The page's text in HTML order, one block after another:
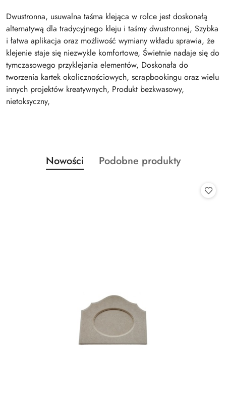
Dwustronna, usuwalna taśma klejąca w rolce jest doskonałą
alternatywą dla tradycyjnego kleju i taśmy dwustronnej, Szybka
i łatwa aplikacja oraz możliwość wymiany wkładu sprawia, że
klejenie staje się niezwykle komfortowe, Świetnie nadaje się do
tymczasowego przyklejania elementów, Doskonała do
tworzenia kartek okolicznościowych, scrapbookingu oraz wielu
innych projektów kreatywnych, Produkt bezkwasowy,
nietoksyczny,
Pomiń karuzelę produktów
Produkty
o
Nowości
Produkty
Podobne produkty